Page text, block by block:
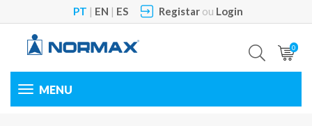
PT | EN | ES Registarou Login
0
Toggle